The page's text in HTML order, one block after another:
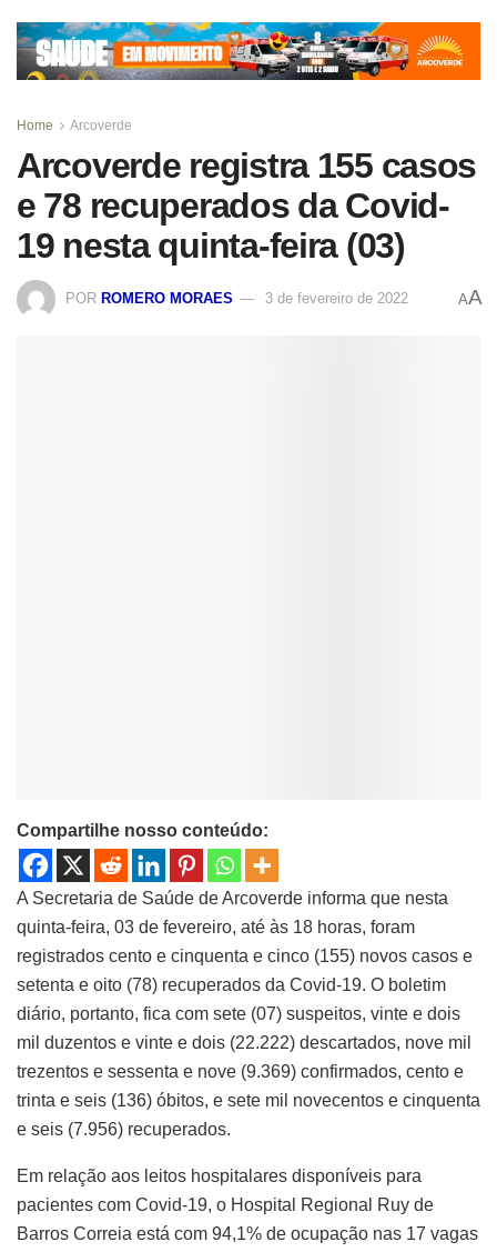
Home Arcoverde
Arcoverde registra 155 casos
e 78 recuperados da Covid-
19 nesta quinta-feira (03)
POR ROMERO MORAES 3 de fevereiro de 2022 AA
Compartilhe nosso conteúdo:
A Secretaria de Saúde de Arcoverde informa que nesta
quinta-feira, 03 de fevereiro, até às 18 horas, foram
registrados cento e cinquenta e cinco (155) novos casos e
setenta e oito (78) recuperados da Covid-19. O boletim
diário, portanto, fica com sete (07) suspeitos, vinte e dois
mil duzentos e vinte e dois (22.222) descartados, nove mil
trezentos e sessenta e nove (9.369) confirmados, cento e
trinta e seis (136) óbitos, e sete mil novecentos e cinquenta
e seis (7.956) recuperados.
Em relação aos leitos hospitalares disponíveis para
pacientes com Covid-19, o Hospital Regional Ruy de
Barros Correia está com 94,1% de ocupação nas 17 vagas